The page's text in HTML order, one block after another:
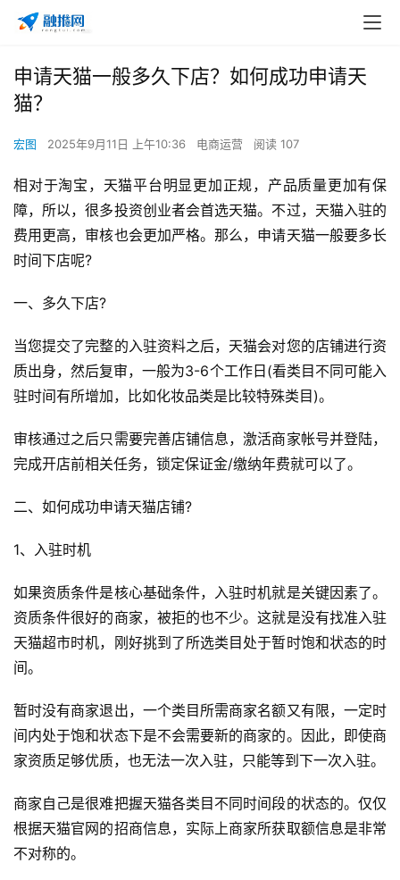
申请天猫一般多久下店？如何成功申请天
猫？
宏图 2025年9月11日 上午10:36 电商运营 阅读 107
相对于淘宝，天猫平台明显更加正规，产品质量更加有保
障，所以，很多投资创业者会首选天猫。不过，天猫入驻的
费用更高，审核也会更加严格。那么，申请天猫一般要多长
时间下店呢?
一、多久下店?
当您提交了完整的入驻资料之后，天猫会对您的店铺进行资
质出身，然后复审，一般为3-6个工作日(看类目不同可能入
驻时间有所增加，比如化妆品类是比较特殊类目)。
审核通过之后只需要完善店铺信息，激活商家帐号并登陆，
完成开店前相关任务，锁定保证金/缴纳年费就可以了。
二、如何成功申请天猫店铺?
1、入驻时机
如果资质条件是核心基础条件，入驻时机就是关键因素了。
资质条件很好的商家，被拒的也不少。这就是没有找准入驻
天猫超市时机，刚好挑到了所选类目处于暂时饱和状态的时
间。
暂时没有商家退出，一个类目所需商家名额又有限，一定时
间内处于饱和状态下是不会需要新的商家的。因此，即使商
家资质足够优质，也无法一次入驻，只能等到下一次入驻。
商家自己是很难把握天猫各类目不同时间段的状态的。仅仅
根据天猫官网的招商信息，实际上商家所获取额信息是非常
不对称的。